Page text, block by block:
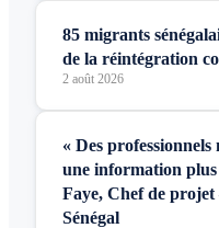
85 migrants
de la réintégration
2 août 2026
« Des
une information
Faye, Chef de
Sénégal